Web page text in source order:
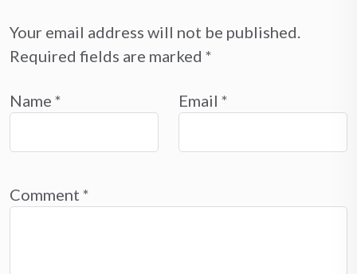
Your email address will not be published.
Required fields are marked *
Name * Email *
Comment *